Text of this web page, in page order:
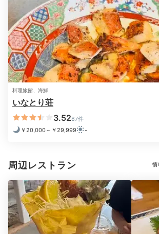
夕食はレストランで。潮騒倶楽部「颯
合は、個室食事処で頂けます。名物の金
選のお刺身盛り合わせなど、伊豆稲取な
ルコースをゆっくり楽しんで。
lilie_tokyo.1912
伊勢海老は目の前で活き造りに。新鮮で本当にお
Night
21:00
※設備・アメニティは、確認が取れている情報を表示
料理旅館、海鮮
いなとり荘
3.5287件
￥20,000～￥29,999
-
周辺レストラン 情